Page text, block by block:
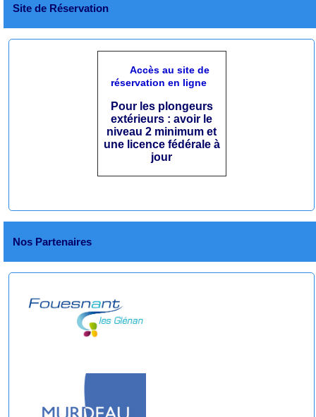
Site de Réservation
Accès au site de
réservation en ligne
Pour les plongeurs
extérieurs : avoir le
niveau 2 minimum et
une licence fédérale à
jour
Nos Partenaires